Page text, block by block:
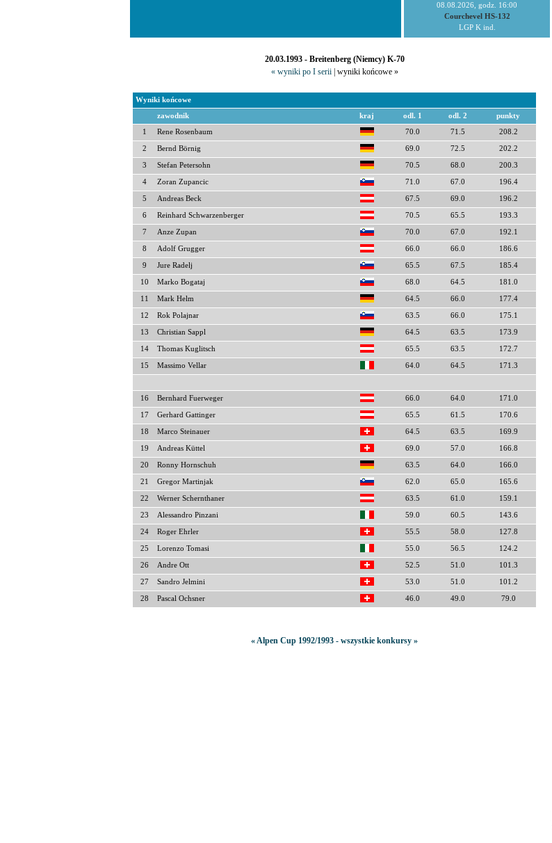
08.08.2026, godz. 16:00
Courchevel HS-132
LGP K ind.
20.03.1993 - Breitenberg (Niemcy) K-70
« wyniki po I serii| wyniki końcowe »
Wyniki końcowe
zawodnik kraj odl. 1 odl. 2 punkty
1 Rene Rosenbaum 70.0 71.5 208.2
2 Bernd Börnig 69.0 72.5 202.2
3 Stefan Petersohn 70.5 68.0 200.3
4 Zoran Zupancic 71.0 67.0 196.4
5 Andreas Beck 67.5 69.0 196.2
6 Reinhard Schwarzenberger 70.5 65.5 193.3
7 Anze Zupan 70.0 67.0 192.1
8 Adolf Grugger 66.0 66.0 186.6
9 Jure Radelj 65.5 67.5 185.4
10 Marko Bogataj 68.0 64.5 181.0
11 Mark Helm 64.5 66.0 177.4
12 Rok Polajnar 63.5 66.0 175.1
13 Christian Sappl 64.5 63.5 173.9
14 Thomas Kuglitsch 65.5 63.5 172.7
15 Massimo Vellar 64.0 64.5 171.3
16 Bernhard Fuerweger 66.0 64.0 171.0
17 Gerhard Gattinger 65.5 61.5 170.6
18 Marco Steinauer 64.5 63.5 169.9
19 Andreas Küttel 69.0 57.0 166.8
20 Ronny Hornschuh 63.5 64.0 166.0
21 Gregor Martinjak 62.0 65.0 165.6
22 Werner Schernthaner 63.5 61.0 159.1
23 Alessandro Pinzani 59.0 60.5 143.6
24 Roger Ehrler 55.5 58.0 127.8
25 Lorenzo Tomasi 55.0 56.5 124.2
26 Andre Ott 52.5 51.0 101.3
27 Sandro Jelmini 53.0 51.0 101.2
28 Pascal Ochsner 46.0 49.0 79.0
« Alpen Cup 1992/1993 - wszystkie konkursy »